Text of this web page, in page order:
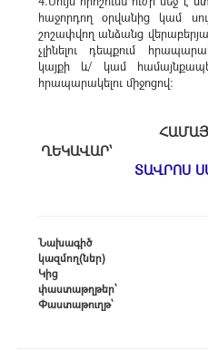
հաջորդող օրվանից կամ
շոշափվող անձանց
չլինելու դեպքում
կայքի և/ կամ
հրապարակելու միջոցով:
ՏԱՎՐՈՍ
Նախագիծ
կազմող(ներ)
Կից
փաստաթղթեր՝
Փաստաթուղթ՝